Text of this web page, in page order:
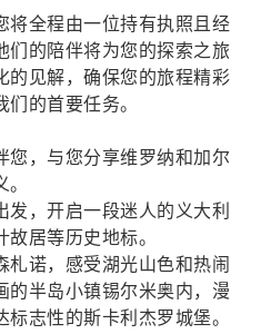
将全程由一位持有执照且经
们的陪伴将为您的探索之旅
的见解，确保您的旅程精彩
的首要任务。
您，与您分享维罗纳和加尔
发，开启一段迷人的义大利
居等历史地标。
札诺，感受湖光山色和热闹
的半岛小镇锡尔米奥内，漫
志性的斯卡利杰罗城堡。